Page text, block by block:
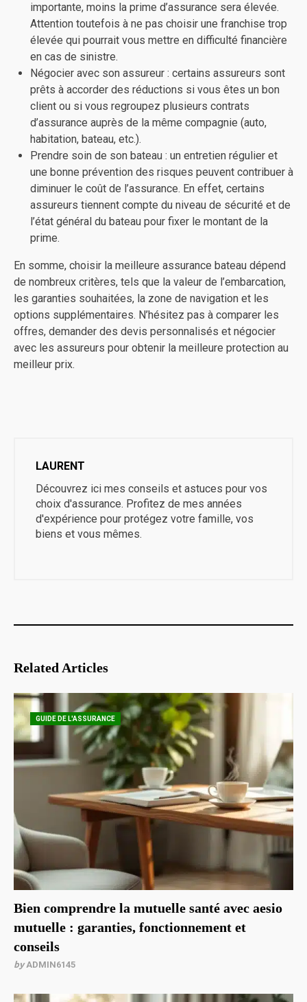
importante, moins la prime d’assurance sera élevée.
Attention toutefois à ne pas choisir une franchise trop
élevée qui pourrait vous mettre en difficulté financière
en cas de sinistre.
Négocier avec son assureur : certains assureurs sont
prêts à accorder des réductions si vous êtes un bon
client ou si vous regroupez plusieurs contrats
d’assurance auprès de la même compagnie (auto,
habitation, bateau, etc.).
Prendre soin de son bateau : un entretien régulier et
une bonne prévention des risques peuvent contribuer à
diminuer le coût de l’assurance. En effet, certains
assureurs tiennent compte du niveau de sécurité et de
l’état général du bateau pour fixer le montant de la
prime.
En somme, choisir la meilleure assurance bateau dépend
de nombreux critères, tels que la valeur de l’embarcation,
les garanties souhaitées, la zone de navigation et les
options supplémentaires. N’hésitez pas à comparer les
offres, demander des devis personnalisés et négocier
avec les assureurs pour obtenir la meilleure protection au
meilleur prix.
LAURENT
Découvrez ici mes conseils et astuces pour vos
choix d'assurance. Profitez de mes années
d'expérience pour protégez votre famille, vos
biens et vous mêmes.
Related Articles
GUIDE DE L'ASSURANCE
Bien comprendre la mutuelle santé avec aesio
mutuelle : garanties, fonctionnement et
conseils
byADMIN6145